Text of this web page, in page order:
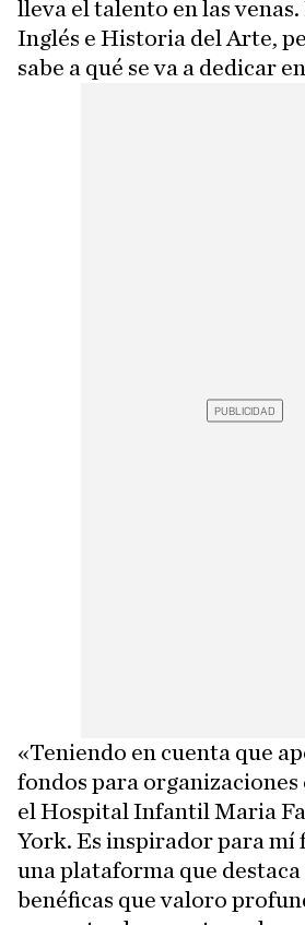
lleva el talento en las
Inglés e Historia del Arte,
sabe a qué se va a dedicar
«Teniendo en cuenta que
fondos para organizaciones
el Hospital Infantil Maria
York. Es inspirador para mí
una plataforma que destaca
benéficas que valoro